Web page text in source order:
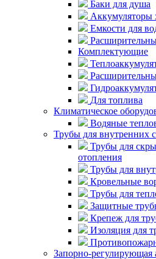
Баки для душа
Аккумуляторы
Емкости для
Комплектующие
Для топлива
Климатическое
Водяные
Трубы для внутренних
Трубы для
отопления
Трубы для
Кровельные
Трубы для
Защитные
Крепеж для
Изоляция для
Запорно-регулирующая